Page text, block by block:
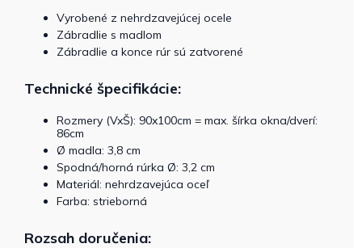
Vyrobené z nehrdzavejúcej ocele
Zábradlie s madlom
Zábradlie a konce rúr sú zatvorené
Technické špecifikácie:
Rozmery (VxŠ): 90x100cm = max. šírka okna/dverí:
86cm
Ø madla: 3,8 cm
Spodná/horná rúrka Ø: 3,2 cm
Materiál: nehrdzavejúca oceľ
Farba: strieborná
Rozsah doručenia: